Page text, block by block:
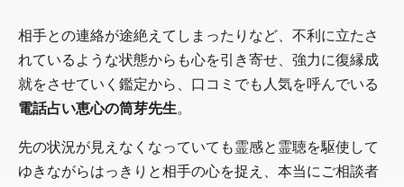
相手との連絡が途絶えてしまったりなど、不利に立たさ
れているような状態からも心を引き寄せ、強力に復縁成
就をさせていく鑑定から、口コミでも人気を呼んでいる
電話占い恵心の筒芽先生。
先の状況が見えなくなっていても霊感と霊聴を駆使して
ゆきながらはっきりと相手の心を捉え、本当にご相談者